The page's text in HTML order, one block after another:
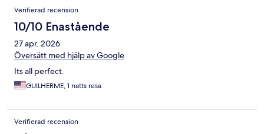
Verifierad recension
10/10 Enastående
27 apr. 2026
Översätt med hjälp av Google
Its all perfect.
GUILHERME, 1 natts resa
Verifierad recension